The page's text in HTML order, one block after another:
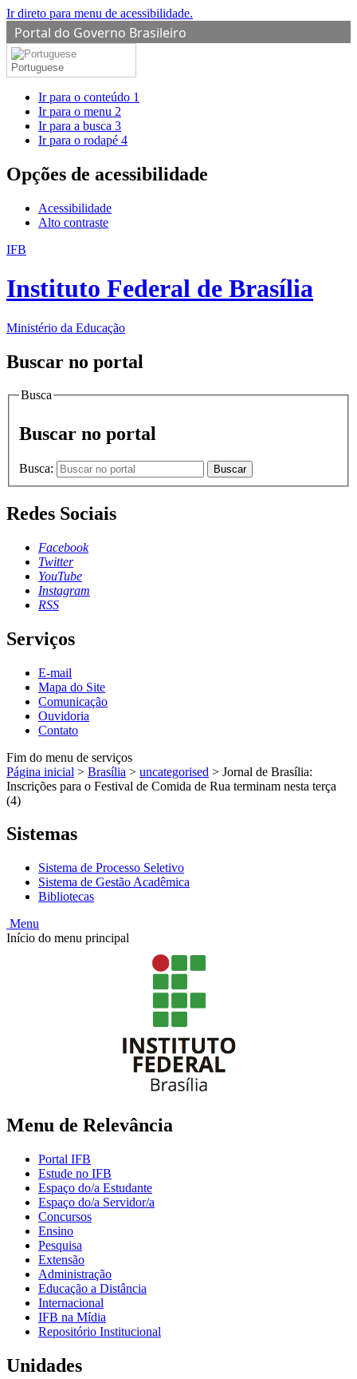
Ir direto para menu de acessibilidade.
Portal do Governo Brasileiro
Portuguese
Ir para o conteúdo 1
Ir para o menu 2
Ir para a busca 3
Ir para o rodapé 4
Opções de acessibilidade
Acessibilidade
Alto contraste
IFB
Instituto Federal de Brasília
Ministério da Educação
Buscar no portal
Busca
Buscar no portal
Busca: Buscar
Redes Sociais
Facebook
Twitter
YouTube
Instagram
RSS
Serviços
E-mail
Mapa do Site
Comunicação
Ouvidoria
Contato
Fim do menu de serviços
Página inicial > Brasília > uncategorised > Jornal de Brasília:
Inscrições para o Festival de Comida de Rua terminam nesta terça
(4)
Sistemas
Sistema de Processo Seletivo
Sistema de Gestão Acadêmica
Bibliotecas
Menu
Início do menu principal
Menu de Relevância
Portal IFB
Estude no IFB
Espaço do/a Estudante
Espaço do/a Servidor/a
Concursos
Ensino
Pesquisa
Extensão
Administração
Educação a Distância
Internacional
IFB na Mídia
Repositório Institucional
Unidades